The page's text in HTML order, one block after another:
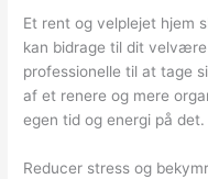
Et rent og velplejet hjem
kan bidrage til dit
professionelle til at tage
af et renere og mere
egen tid og energi på det.
Reducer stress og